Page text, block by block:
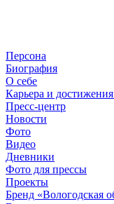
Персона
Биография
О себе
Карьера и
Пресс-центр
Новости
Фото
Видео
Дневники
Фото для прессы
Проекты
Бренд «Вологодская